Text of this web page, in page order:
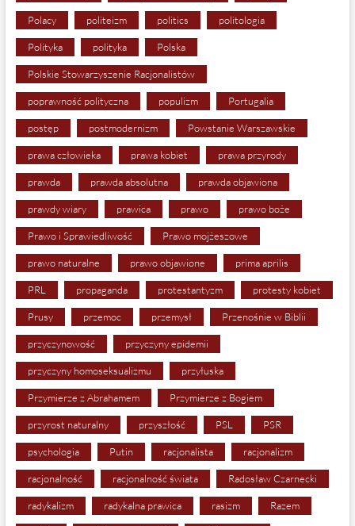
Polacy politeizm politics politologia
Polityka polityka Polska
Polskie Stowarzyszenie Racjonalistów
poprawność polityczna populizm Portugalia
postęp postmodernizm Powstanie Warszawskie
prawa człowieka prawa kobiet prawa przyrody
prawda prawda absolutna prawda objawiona
prawdy wiary prawica prawo prawo boże
Prawo i Sprawiedliwość Prawo mojżeszowe
prawo naturalne prawo objawione prima aprilis
PRL propaganda protestantyzm protesty kobiet
Prusy przemoc przemysł Przenośnie w Biblii
przyczynowość przyczyny epidemii
przyczyny homoseksualizmu przyłuska
Przymierze z Abrahamem Przymierze z Bogiem
przyrost naturalny przyszłość PSL PSR
psychologia Putin racjonalista racjonalizm
racjonalność racjonalność świata Radosław Czarnecki
radykalizm radykalna prawica rasizm Razem